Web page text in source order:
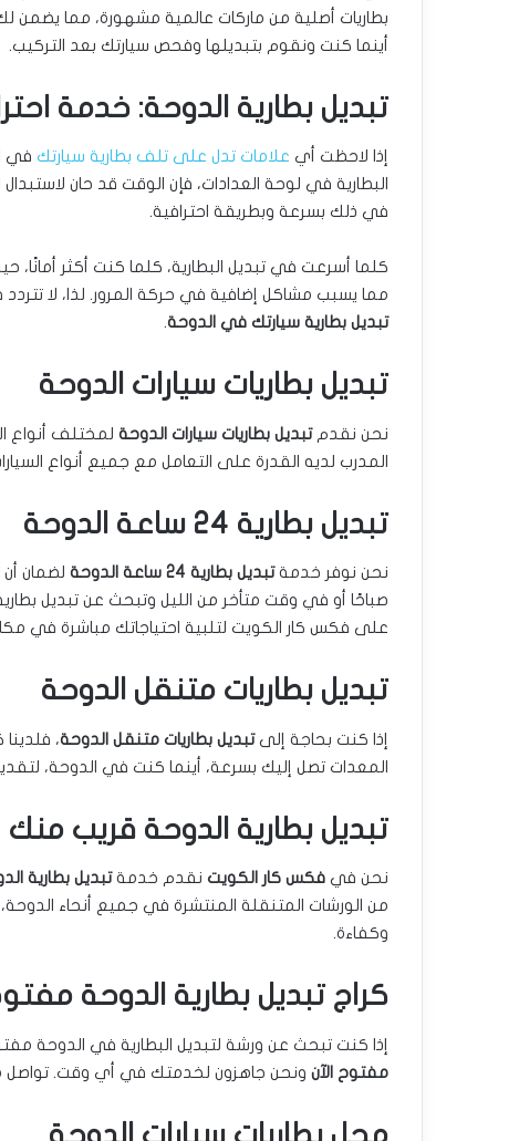
بطاريات أصلية من ماركات عالمية مشهورة، مما يضمن
أينما كنت ونقوم بتبديلها وفحص سيارتك بعد التركيب.
تبديل بطارية الدوحة: خدمة
إذا لاحظت أي علامات تدل على تلف بطارية سيارتك في
البطارية في لوحة العدادات، فإن الوقت قد حان
في ذلك بسرعة وبطريقة احترافية.
كلما أسرعت في تبديل البطارية، كلما كنت أكثر أمانًا،
مما يسبب مشاكل إضافية في حركة المرور. لذا، لا تتردد
تبديل بطارية سيارتك في الدوحة.
تبديل بطاريات سيارات الدوحة
نحن نقدمتبديل بطاريات سيارات الدوحة لمختلف أنواع
المدرب لديه القدرة على التعامل مع جميع أنواع
تبديل بطارية 24 ساعة الدوحة
نحن نوفر خدمةتبديل بطارية 24 ساعة الدوحة
صباحًا أو في وقت متأخر من الليل وتبحث عن تبديل بطارية
على فكس كار الكويت لتلبية احتياجاتك مباشرة في
تبديل بطاريات متنقل الدوحة
إذا كنت بحاجة إلىتبديل بطاريات متنقل الدوحة،
المعدات تصل إليك بسرعة، أينما كنت في الدوحة،
تبديل بطارية الدوحة قريب منك
نحن في فكس كار الكويت نقدم خدمةتبديل بطارية
من الورشات المتنقلة المنتشرة في جميع أنحاء
وكفاءة.
كراج تبديل بطارية الدوحة
إذا كنت تبحث عن ورشة لتبديل البطارية في الدوحة
مفتوح الآن ونحن جاهزون لخدمتك في أي وقت. تواصل
محل بطاريات سيارات الدوحة